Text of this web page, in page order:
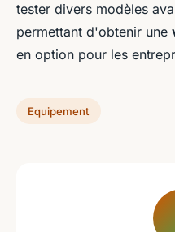
tester divers modèles
permettant d'obtenir une
en option pour les
Equipement